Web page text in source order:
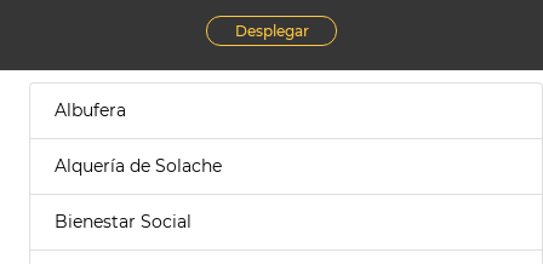
Desplegar
Albufera
Alquería de Solache
Bienestar Social